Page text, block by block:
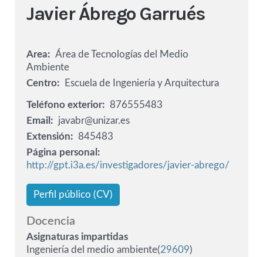
Javier Ábrego Garrués
Area
Área de Tecnologías del Medio
Ambiente
Centro
Escuela de Ingeniería y Arquitectura
Teléfono exterior
876555483
Email
javabr@unizar.es
Extensión
845483
Página personal
http://gpt.i3a.es/investigadores/javier-abrego/
Perfil público (CV)
Docencia
Asignaturas impartidas
Ingeniería del medio ambiente(29609)